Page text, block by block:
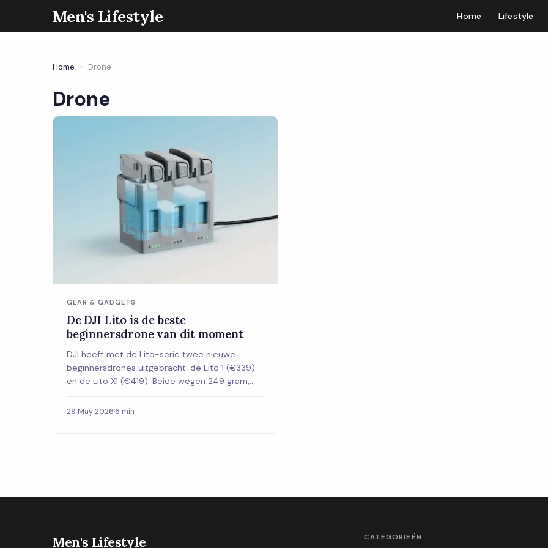
Men's Lifestyle Home Lifestyle
Home › Drone
Drone
GEAR & GADGETS
De DJI Lito is de beste
beginnersdrone van dit moment
DJI heeft met de Lito-serie twee nieuwe
beginnersdrones uitgebracht: de Lito 1 (€339)
en de Lito X1 (€419). Beide wegen 249 gram,
hebt in Nederland. Met 4K-camera en tot 37
29 May 2026·6 min
Men's Lifestyle CATEGORIEËN